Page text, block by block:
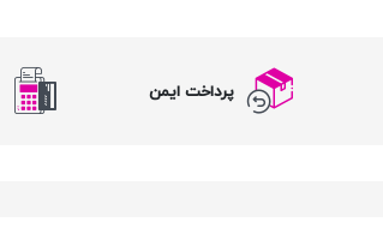
پرداخت ایمن